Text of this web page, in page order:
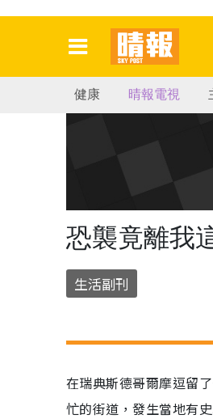
健康 晴報電視
恐襲竟離我
生活副刊
在瑞典斯德哥爾摩逗留
忙的街道，發生當地有